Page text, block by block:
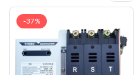
-37%